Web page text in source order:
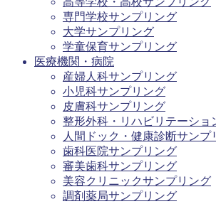
専門学校サンプリング
大学サンプリング
学童保育サンプリング
医療機関・病院
産婦人科サンプリング
小児科サンプリング
皮膚科サンプリング
整形外科・リハビリテーショ
人間ドック・健康診断サンプ
歯科医院サンプリング
審美歯科サンプリング
美容クリニックサンプリング
調剤薬局サンプリング